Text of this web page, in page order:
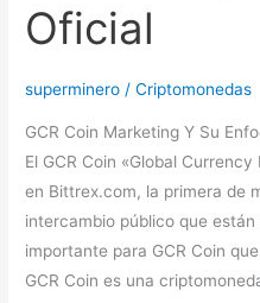
Oficial
superminero /Criptomonedas
GCR Coin Marketing Y Su
El GCR Coin «Global
en Bittrex.com, la primera de
intercambio público que
importante para GCR Coin
GCR Coin es una